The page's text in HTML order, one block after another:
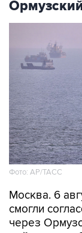
Фото: AP/ТАСС
Москва. 6
через
действовать
"Аль-